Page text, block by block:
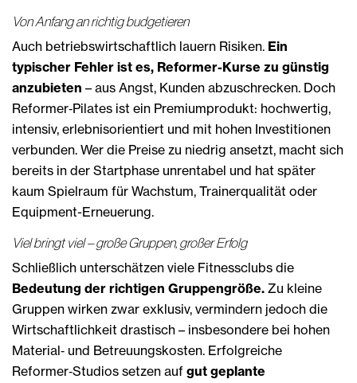
Von Anfang an richtig budgetieren
Auch betriebswirtschaftlich lauern Risiken. Ein
typischer Fehler ist es, Reformer-Kurse zu günstig
anzubieten – aus Angst, Kunden abzuschrecken. Doch
Reformer‑Pilates ist ein Premiumprodukt: hochwertig,
intensiv, erlebnisorientiert und mit hohen Investitionen
verbunden. Wer die Preise zu niedrig ansetzt, macht sich
bereits in der Startphase unrentabel und hat später
kaum Spielraum für Wachstum, Trainerqualität oder
Equipment-Erneuerung.
Viel bringt viel – große Gruppen, großer Erfolg
Schließlich unterschätzen viele Fitnessclubs die
Bedeutung der richtigen Gruppengröße. Zu kleine
Gruppen wirken zwar exklusiv, vermindern jedoch die
Wirtschaftlichkeit drastisch – insbesondere bei hohen
Material‑ und Betreuungskosten. Erfolgreiche
Reformer‑Studios setzen auf gut geplante